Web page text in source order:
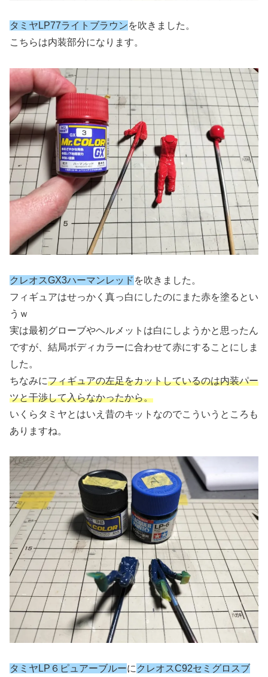
タミヤLP77ライトブラウンを吹きました。
こちらは内装部分になります。
クレオスGX3ハーマンレッド を吹きました。
フィギュアはせっかく真っ白にしたのにまた赤を塗るとい
うｗ
実は最初グローブやヘルメットは白にしようかと思ったん
ですが、結局ボディカラーに合わせて赤にすることにしま
した。
ちなみにフィギュアの左足をカットしているのは内装パー
ツと干渉して入らなかったから。
いくらタミヤとはいえ昔のキットなのでこういうところも
ありますね。
タミヤLP６ピュアーブルーに クレオスC92セミグロスブ